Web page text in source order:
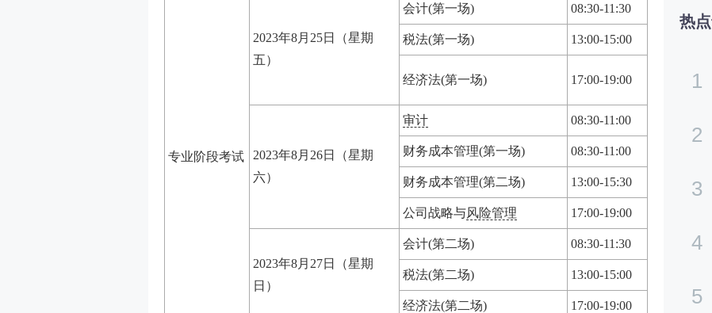
专业阶段考试
2023年8月25日（星期
五）
会计(第一场) 08:30-11:30
税法(第一场) 13:00-15:00
经济法(第一场) 17:00-19:00
2023年8月26日（星期
六）
审计 08:30-11:00
财务成本管理(第一场) 08:30-11:00
财务成本管理(第二场) 13:00-15:30
公司战略与风险管理 17:00-19:00
2023年8月27日（星期
日）
会计(第二场) 08:30-11:30
税法(第二场) 13:00-15:00
经济法(第二场) 17:00-19:00
热
1
2
3
4
5